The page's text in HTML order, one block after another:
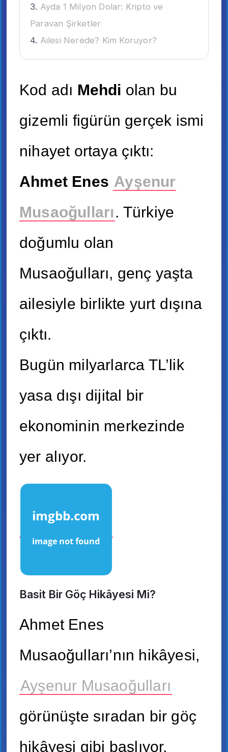
Ayda 1 Milyon Dolar: Kripto ve
Paravan Şirketler
Ailesi Nerede? Kim Koruyor?
Kod adı Mehdi olan bu
gizemli figürün gerçek ismi
nihayet ortaya çıktı:
Ahmet Enes Ayşenur
Musaoğulları. Türkiye
doğumlu olan
Musaoğulları, genç yaşta
ailesiyle birlikte yurt dışına
çıktı.
Bugün milyarlarca TL’lik
yasa dışı dijital bir
ekonominin merkezinde
yer alıyor.
Basit Bir Göç Hikâyesi Mi?
Ahmet Enes
Musaoğulları’nın hikâyesi,
Ayşenur Musaoğulları
görünüşte sıradan bir göç
hikâyesi gibi başlıyor.